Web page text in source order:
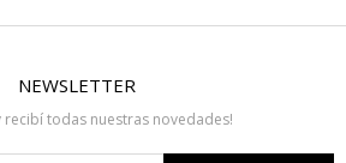
NEWSLETTER
recibí todas nuestras novedades!